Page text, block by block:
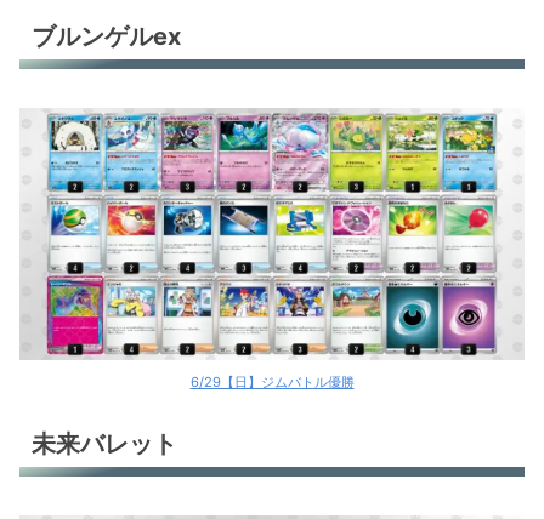
タケルライコex
ドラパルトex
ドラパルトex
ドラパルトex
ドラパルトex
ドラパルトex
ドラパルトex
ドラパルトex
ブルンゲルex
6/29【日】ジムバトル優勝
未来バレット